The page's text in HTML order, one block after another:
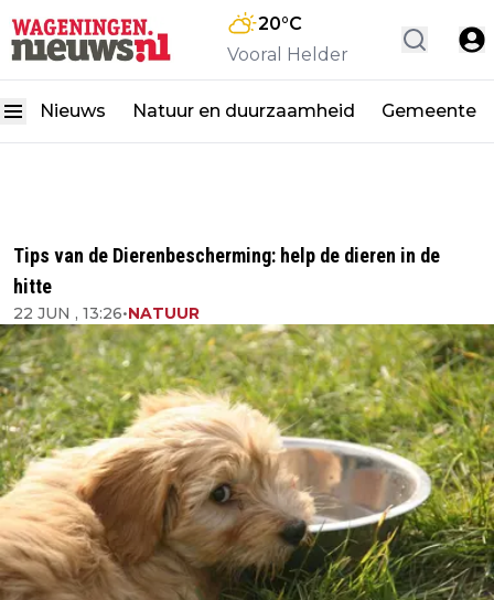
20°C
Vooral Helder
Nieuws Natuur en duurzaamheid Gemeente
Tips van de Dierenbescherming: help de dieren in de
hitte
22 JUN , 13:26•NATUUR